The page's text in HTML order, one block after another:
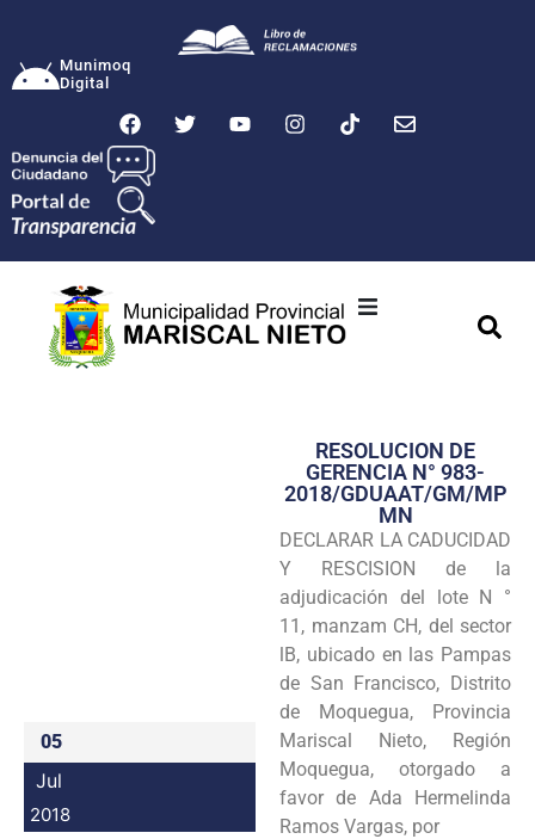
Munimoq
Digital
Transparencia
Seguridad
Programas
Intranet
05
Jul
2018
RESOLUCION DE
GERENCIA N° 983-
2018/GDUAAT/GM/MP
MN
DECLARAR LA CADUCIDAD
Y RESCISION de la
adjudicación del lote N °
11, manzam CH, del sector
lB, ubicado en las Pampas
de San Francisco, Distrito
de Moquegua, Provincia
Mariscal Nieto, Región
Moquegua, otorgado a
favor de Ada Hermelinda
Ramos Vargas, por